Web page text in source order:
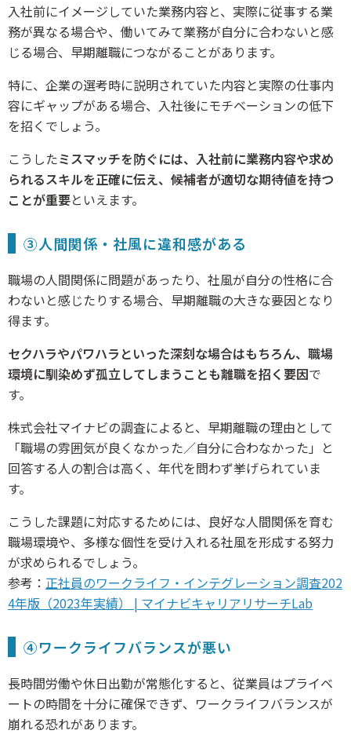
入社前にイメージしていた業務内容と、実際に従事する業
務が異なる場合や、働いてみて業務が自分に合わないと感
じる場合、早期離職につながることがあります。
特に、企業の選考時に説明されていた内容と実際の仕事内
容にギャップがある場合、入社後にモチベーションの低下
を招くでしょう。
こうしたミスマッチを防ぐには、入社前に業務内容や求め
られるスキルを正確に伝え、候補者が適切な期待値を持つ
ことが重要といえます。
③人間関係・社風に違和感がある
職場の人間関係に問題があったり、社風が自分の性格に合
わないと感じたりする場合、早期離職の大きな要因となり
得ます。
セクハラやパワハラといった深刻な場合はもちろん、職場
環境に馴染めず孤立してしまうことも離職を招く要因で
す。
株式会社マイナビの調査によると、早期離職の理由として
「職場の雰囲気が良くなかった／自分に合わなかった」と
回答する人の割合は高く、年代を問わず挙げられていま
す。
こうした課題に対応するためには、良好な人間関係を育む
職場環境や、多様な個性を受け入れる社風を形成する努力
が求められるでしょう。
参考： 正社員のワークライフ・インテグレーション調査202
4年版（2023年実績） | マイナビキャリアリサーチLab
④ワークライフバランスが悪い
長時間労働や休日出勤が常態化すると、従業員はプライベ
ートの時間を十分に確保できず、ワークライフバランスが
崩れる恐れがあります。